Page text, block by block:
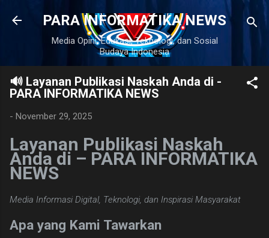
Langsung ke konten utama
PARA INFORMATIKA NEWS
Media Opini, Edukasi, Teknologi, dan Sosial
Budaya Indonesia
🔊 Layanan Publikasi Naskah Anda di -
PARA INFORMATIKA NEWS
- November 29, 2025
Layanan Publikasi Naskah
Anda di – PARA INFORMATIKA
NEWS
Media Informasi Digital, Teknologi, dan Inspirasi Masyarakat
Apa yang Kami Tawarkan